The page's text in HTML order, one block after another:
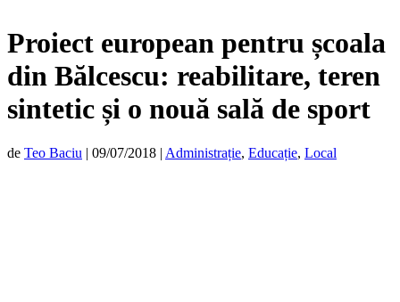
Proiect european pentru școala
din Bălcescu: reabilitare, teren
sintetic și o nouă sală de sport
de Teo Baciu | 09/07/2018 | Administrație, Educație, Local